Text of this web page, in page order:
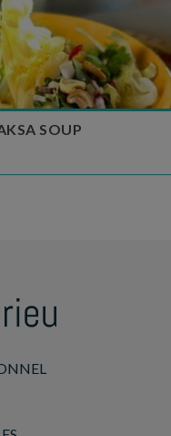
préparation : 40 min
de cuisson : 25 min
de couverts : 4
SOUP